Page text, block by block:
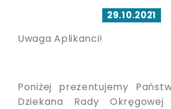
29.10.2021
Uwaga Aplikanci!
Poniżej prezentujemy
Dziekana Rady